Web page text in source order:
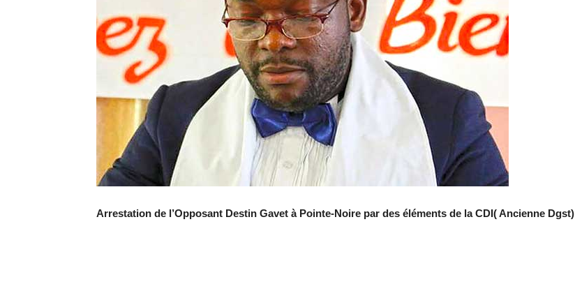
Arrestation de l’Opposant Destin Gavet à Pointe-Noire par des éléments de la CDI( Ancienne Dgst)